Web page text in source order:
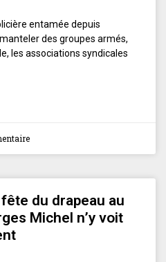
entamée depuis
des groupes armés,
les associations syndicales
du drapeau au
Michel n’y voit